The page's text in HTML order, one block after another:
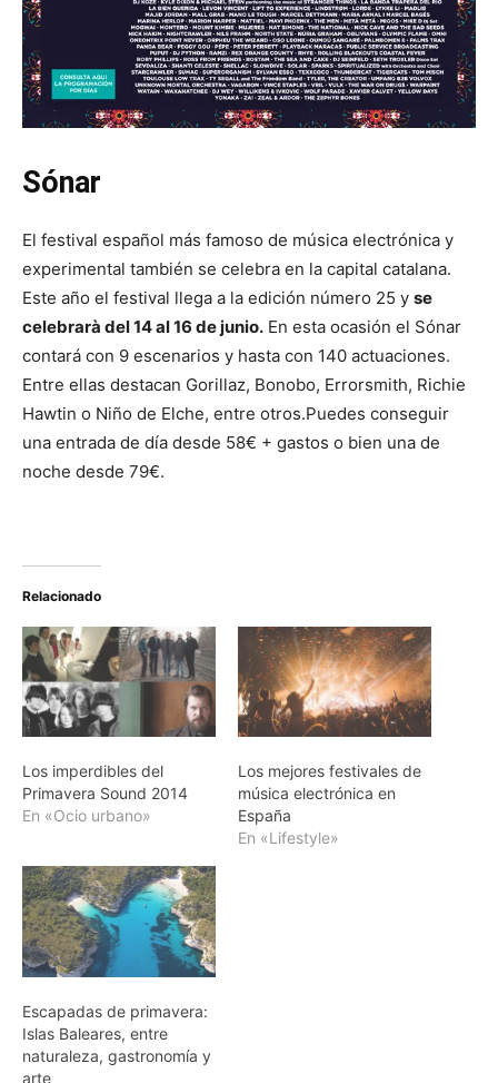
Sónar
El festival español más famoso de música electrónica y
experimental también se celebra en la capital catalana.
Este año el festival llega a la edición número 25 y se
celebrarà del 14 al 16 de junio. En esta ocasión el Sónar
contará con 9 escenarios y hasta con 140 actuaciones.
Entre ellas destacan Gorillaz, Bonobo, Errorsmith, Richie
Hawtin o Niño de Elche, entre otros.Puedes conseguir
una entrada de día desde 58€ + gastos o bien una de
noche desde 79€.
Relacionado
Los imperdibles del
Primavera Sound 2014
En «Ocio urbano»
Los mejores festivales de
música electrónica en
España
En «Lifestyle»
Escapadas de primavera:
Islas Baleares, entre
naturaleza, gastronomía y
arte